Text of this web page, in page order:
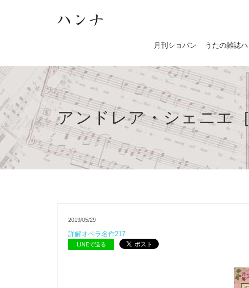
月刊ショパン うたの雑誌
アンドレア・シェニエ
2019/05/29
詳解オペラ名作217
LINEで送る